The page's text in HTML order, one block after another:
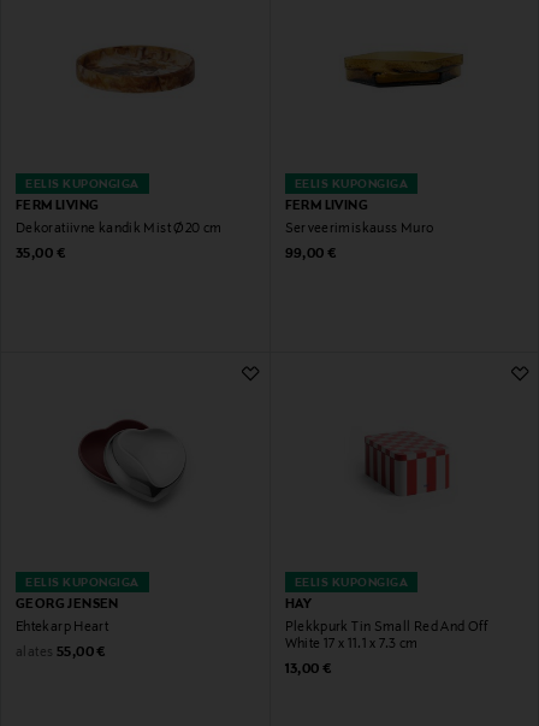
EELIS KUPONGIGA
FERM LIVING
Dekoratiivne kandik Mist Ø20 cm
Original Price
35,00 €
EELIS KUPONGIGA
FERM LIVING
Serveerimiskauss Muro
Original Price
99,00 €
EELIS KUPONGIGA
GEORG JENSEN
Ehtekarp Heart
alates Original Price
55,00 €
EELIS KUPONGIGA
HAY
Plekkpurk Tin Small Red And Off
White 17 x 11.1 x 7.3 cm
Original Price
13,00 €